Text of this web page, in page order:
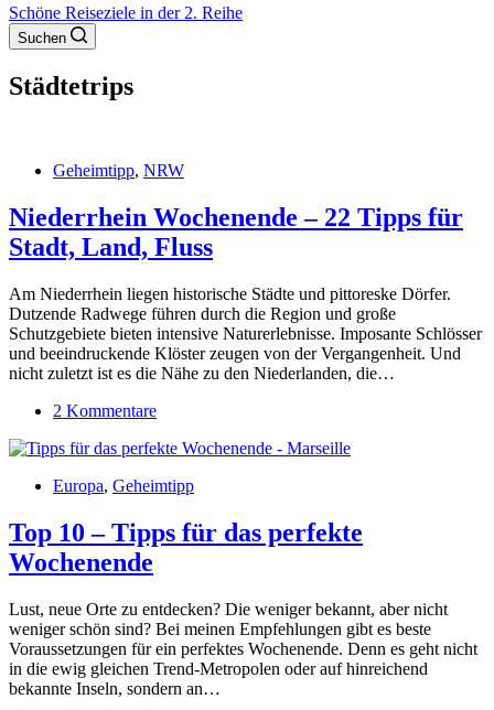
Schöne Reiseziele in der 2. Reihe
Suchen
Städtetrips
Geheimtipp, NRW
Niederrhein Wochenende – 22 Tipps für
Stadt, Land, Fluss
Am Niederrhein liegen historische Städte und pittoreske Dörfer.
Dutzende Radwege führen durch die Region und große
Schutzgebiete bieten intensive Naturerlebnisse. Imposante Schlösser
und beeindruckende Klöster zeugen von der Vergangenheit. Und
nicht zuletzt ist es die Nähe zu den Niederlanden, die…
2 Kommentare
Europa, Geheimtipp
Top 10 – Tipps für das perfekte
Wochenende
Lust, neue Orte zu entdecken? Die weniger bekannt, aber nicht
weniger schön sind? Bei meinen Empfehlungen gibt es beste
Voraussetzungen für ein perfektes Wochenende. Denn es geht nicht
in die ewig gleichen Trend-Metropolen oder auf hinreichend
bekannte Inseln, sondern an…